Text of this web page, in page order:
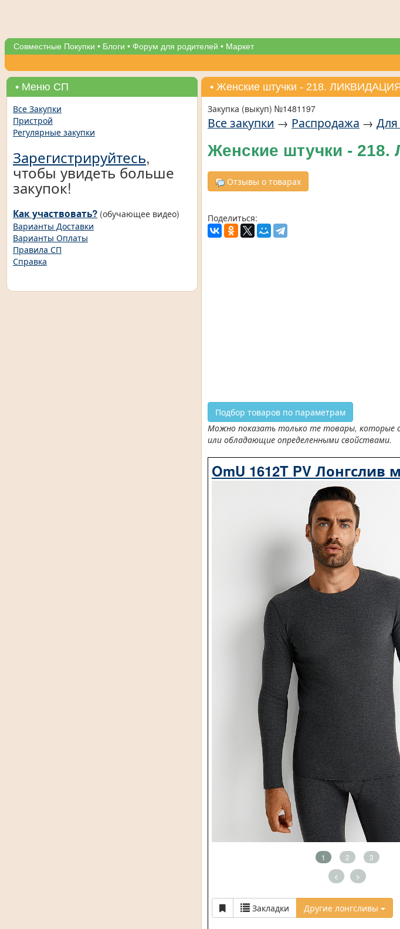
Совместные Покупки • Блоги • Форум для родителей • Маркет
• Меню СП
Все Закупки
Пристрой
Регулярные закупки
Зарегистрируйтесь,
чтобы увидеть больше
закупок!
Как участвовать? (обучающее видео)
Варианты Доставки
Варианты Оплаты
Правила СП
Справка
• Женские штучки - 218.
Закупка (выкуп) №1481197
Все закупки → Распродажа → Для
Женские штучки -
Отзывы о товарах
Поделиться:
Подбор товаров по параметрам
Можно показать только те товары, которые
или обладающие определенными свойствами.
OmU 1612T PV
1 2 3
< >
Закладки Другие лонгсливы